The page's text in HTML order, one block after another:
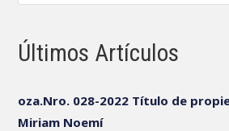
Últimos Artículos
oza.Nro. 028-2022 Título de
Miriam Noemí